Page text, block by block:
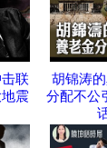
联
震
胡锦涛
分配不公